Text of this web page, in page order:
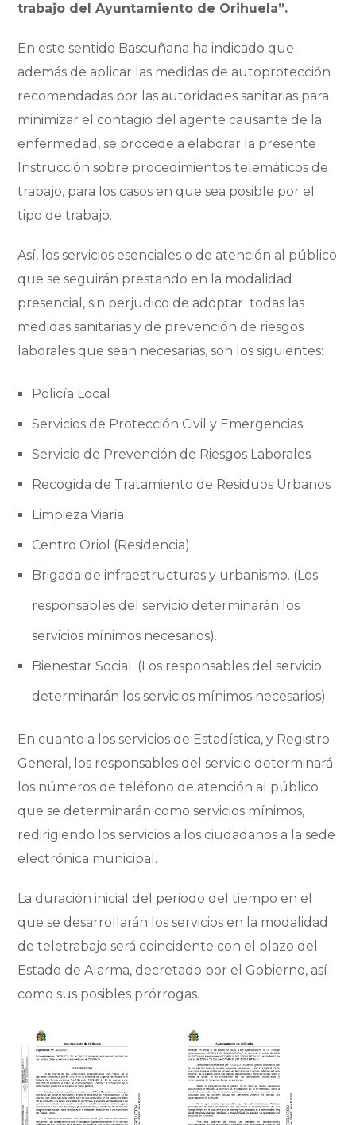
trabajo del Ayuntamiento de Orihuela”.
En este sentido Bascuñana ha indicado que
además de aplicar las medidas de autoprotección
recomendadas por las autoridades sanitarias para
minimizar el contagio del agente causante de la
enfermedad, se procede a elaborar la presente
Instrucción sobre procedimientos telemáticos de
trabajo, para los casos en que sea posible por el
tipo de trabajo.
Así, los servicios esenciales o de atención al público
que se seguirán prestando en la modalidad
presencial, sin perjudico de adoptar todas las
medidas sanitarias y de prevención de riesgos
laborales que sean necesarias, son los siguientes:
Policía Local
Servicios de Protección Civil y Emergencias
Servicio de Prevención de Riesgos Laborales
Recogida de Tratamiento de Residuos Urbanos
Limpieza Viaria
Centro Oriol (Residencia)
Brigada de infraestructuras y urbanismo. (Los
responsables del servicio determinarán los
servicios mínimos necesarios).
Bienestar Social. (Los responsables del servicio
determinarán los servicios mínimos necesarios).
En cuanto a los servicios de Estadística, y Registro
General, los responsables del servicio determinará
los números de teléfono de atención al público
que se determinarán como servicios mínimos,
redirigiendo los servicios a los ciudadanos a la sede
electrónica municipal.
La duración inicial del periodo del tiempo en el
que se desarrollarán los servicios en la modalidad
de teletrabajo será coincidente con el plazo del
Estado de Alarma, decretado por el Gobierno, así
como sus posibles prórrogas.